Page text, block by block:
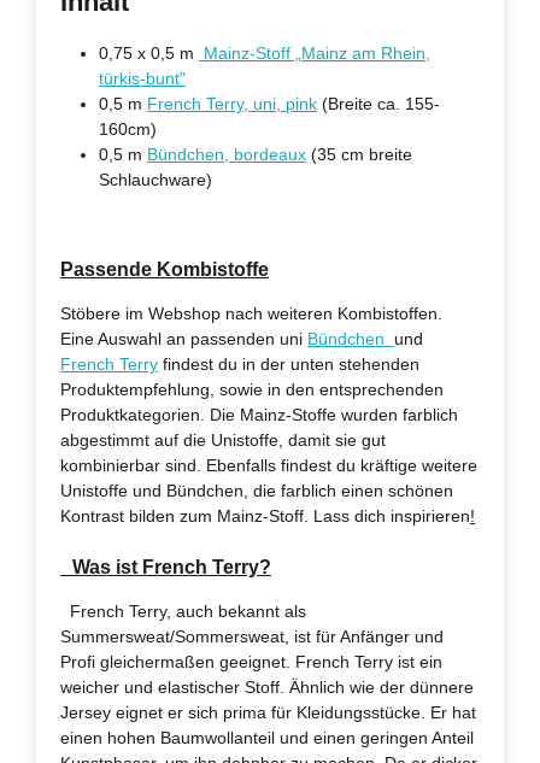
0,75 x 0,5 m
Mainz-Stoff „Mainz am Rhein,
türkis-bunt"
0,5 m French Terry, uni, pink (Breite ca. 155-
160cm)
0,5 m Bündchen, bordeaux (35 cm breite
Schlauchware)
Passende Kombistoffe
Stöbere im Webshop nach weiteren Kombistoffen.
Eine Auswahl an passenden uni Bündchen und
French Terry findest du in der unten stehenden
Produktempfehlung, sowie in den entsprechenden
Produktkategorien. Die Mainz-Stoffe wurden farblich
abgestimmt auf die Unistoffe, damit sie gut
kombinierbar sind. Ebenfalls findest du kräftige weitere
Unistoffe und Bündchen, die farblich einen schönen
Kontrast bilden zum Mainz-Stoff. Lass dich inspirieren!
Was ist French Terry?
French Terry, auch bekannt als
Summersweat/Sommersweat, ist für Anfänger und
Profi gleichermaßen geeignet. French Terry ist ein
weicher und elastischer Stoff. Ähnlich wie der dünnere
Jersey eignet er sich prima für Kleidungsstücke. Er hat
einen hohen Baumwollanteil und einen geringen Anteil